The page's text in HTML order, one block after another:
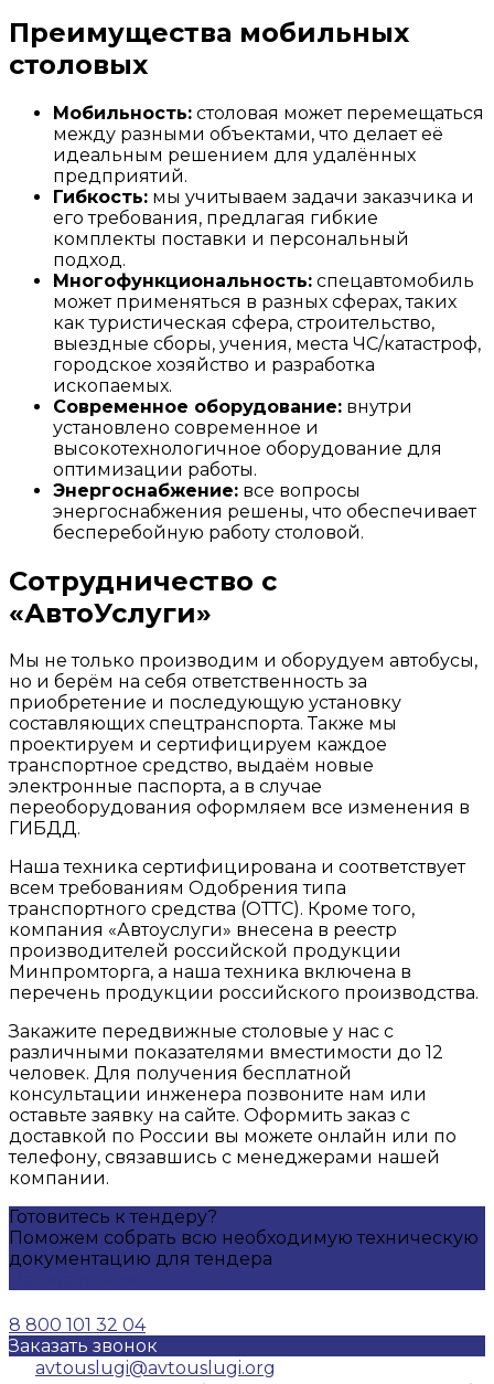
Преимущества мобильных
столовых
Мобильность: столовая может перемещаться
между разными объектами, что делает её
идеальным решением для удалённых
предприятий.
Гибкость: мы учитываем задачи заказчика и
его требования, предлагая гибкие
комплекты поставки и персональный
подход.
Многофункциональность: спецавтомобиль
может применяться в разных сферах, таких
как туристическая сфера, строительство,
выездные сборы, учения, места ЧС/катастроф,
городское хозяйство и разработка
ископаемых.
Современное оборудование: внутри
установлено современное и
высокотехнологичное оборудование для
оптимизации работы.
Энергоснабжение: все вопросы
энергоснабжения решены, что обеспечивает
бесперебойную работу столовой.
Сотрудничество с
«АвтоУслуги»
Мы не только производим и оборудуем автобусы,
но и берём на себя ответственность за
приобретение и последующую установку
составляющих спецтранспорта. Также мы
проектируем и сертифицируем каждое
транспортное средство, выдаём новые
электронные паспорта, а в случае
переоборудования оформляем все изменения в
ГИБДД.
Наша техника сертифицирована и соответствует
всем требованиям Одобрения типа
транспортного средства (ОТТС). Кроме того,
компания «Автоуслуги» внесена в реестр
производителей российской продукции
Минпромторга, а наша техника включена в
перечень продукции российского производства.
Закажите передвижные столовые у нас с
различными показателями вместимости до 12
человек. Для получения бесплатной
консультации инженера позвоните нам или
оставьте заявку на сайте. Оформить заказ с
доставкой по России вы можете онлайн или по
телефону, связавшись с менеджерами нашей
компании.
Готовитесь к тендеру?
Поможем собрать всю необходимую техническую
документацию для тендера
8 800 101 32 04
Заказать звонок
avtouslugi@avtouslugi.org